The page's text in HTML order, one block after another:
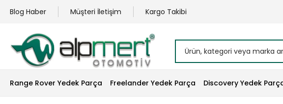
Blog Haber Müşteri İletişim Kargo Takibi
Range Rover Yedek Parça Freelander Yedek Parça Discovery Yedek